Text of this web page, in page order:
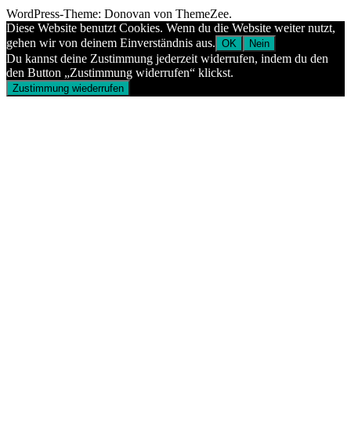
WordPress-Theme: Donovan von ThemeZee.
Diese Website benutzt Cookies. Wenn du die Website weiter nutzt,
gehen wir von deinem Einverständnis aus. OK Nein
Du kannst deine Zustimmung jederzeit widerrufen, indem du den
den Button „Zustimmung widerrufen“ klickst.
Zustimmung wiederrufen